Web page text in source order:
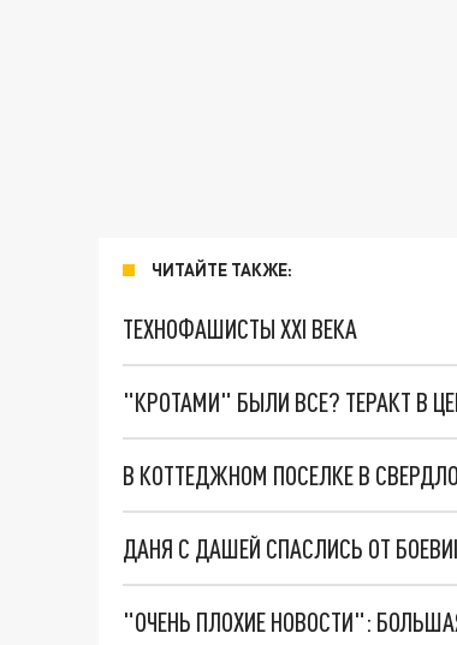
ЧИТАЙТЕ ТАКЖЕ:
ТЕХНОФАШИСТЫ XXI ВЕКА
"КРОТАМИ" БЫЛИ ВСЕ? ТЕРАКТ В
В КОТТЕДЖНОМ ПОСЕЛКЕ В
ДАНЯ С ДАШЕЙ СПАСЛИСЬ ОТ